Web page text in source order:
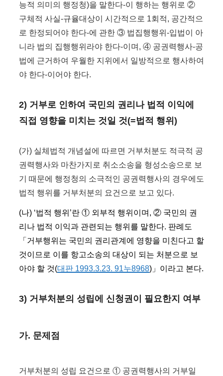
능적 의미의 행정청)을 말한다-이 행하는 행위로 ②
구체적 사실-규율대상이 시간적으로 1회적, 공간적으
로 한정되어야 한다-에 관한 ③ 법집행행위-입법이 아
니라 법의 집행행위라야 한다-이며, ④ 공권력행사-공
법에 근거하여 우월한 지위에서 일방적으로 행사하여
야 한다-이어야 한다.
2) 거부로 인하여 국민의 권리나 법적 이익에
직접 영향을 미치는 것일 것(=법적 행위)
(가) 실체법적 개념설에 따르면 거부처분도 적극적 공
권력행사와 마찬가지로 취소소송을 형성소송으로 보
기 때문에 행정청의 소극적인 공권력행사의 경우에도
법적 행위를 거부처분의 요건으로 보고 있다.
(나) ‘법적 행위’란 ① 외부적 행위이며, ② 국민의 권
리나 법적 이익과 관련되는 행위를 말한다. 판례도
「거부행위는 국민의 권리관계에 영향을 미친다고 할
것이므로 이를 항고소송의 대상이 되는 처분으로 보
아야 할 것(대판 1993.3.23. 91누8968)」이라고 본다.
3) 거부처분의 성립에 신청권이 필요한지 여부
가. 문제점
거부처분의 성립 요건으로 ① 공권력행사의 거부일